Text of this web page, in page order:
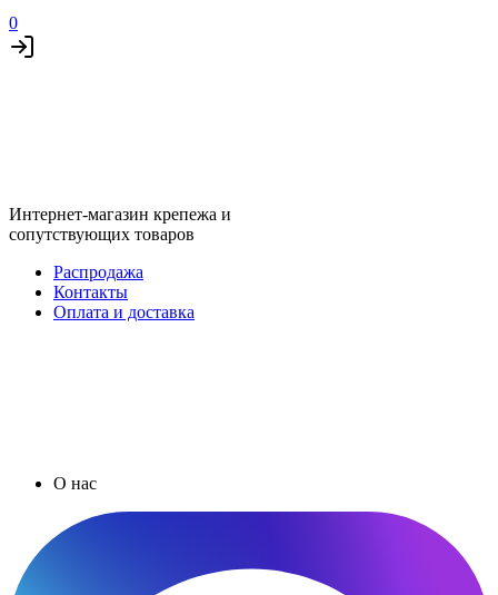
0
Интернет-магазин крепежа и
сопутствующих товаров
Распродажа
Контакты
Оплата и доставка
О нас